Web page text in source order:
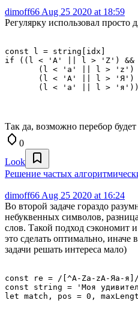
dimoff66 Aug 25 2020 at 18:59
Регулярку использовал просто
const l = string[idx]
if ((l < 'A' || l > 'Z') &&
(l < 'a' || l > 'z')
(l < 'А' || l > 'Я')
       (l < 'а' || l > 'я'))
Так да, возможно перебор
0
Look
Решение частых
dimoff66 Aug 25 2020 at 16:24
Во второй задаче гораздо
небуквенных символов,
слов. Такой подход сэкономит
это сделать оптимально,
задачи решать интереса мало)
const re = /[^A-Za-zА-Яа-
const string = 'Моя
let match, pos = 0,